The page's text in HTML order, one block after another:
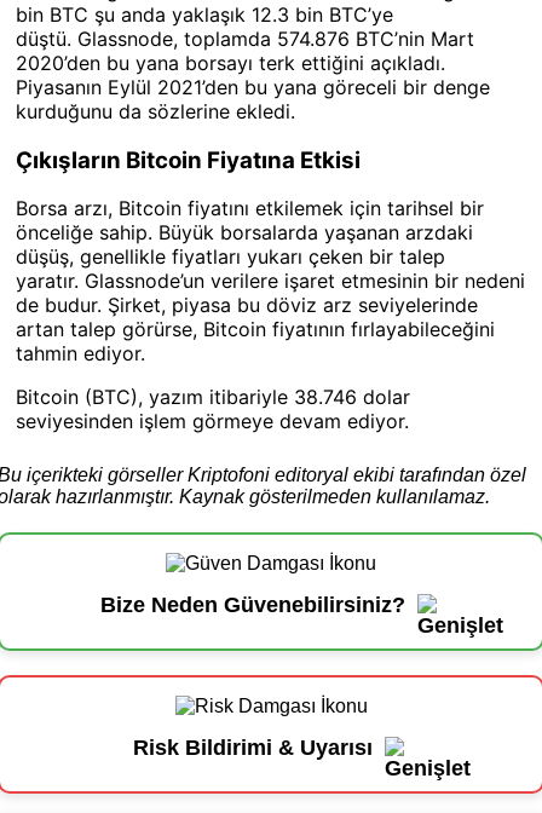
bin BTC şu anda yaklaşık 12.3 bin BTC’ye
düştü. Glassnode, toplamda 574.876 BTC’nin Mart
2020’den bu yana borsayı terk ettiğini açıkladı.
Piyasanın Eylül 2021’den bu yana göreceli bir denge
kurduğunu da sözlerine ekledi.
Çıkışların Bitcoin Fiyatına Etkisi
Borsa arzı, Bitcoin fiyatını etkilemek için tarihsel bir
önceliğe sahip. Büyük borsalarda yaşanan arzdaki
düşüş, genellikle fiyatları yukarı çeken bir talep
yaratır. Glassnode’un verilere işaret etmesinin bir nedeni
de budur. Şirket, piyasa bu döviz arz seviyelerinde
artan talep görürse, Bitcoin fiyatının fırlayabileceğini
tahmin ediyor.
Bitcoin (BTC), yazım itibariyle 38.746 dolar
seviyesinden işlem görmeye devam ediyor.
içerikteki görseller Kriptofoni editoryal ekibi tarafından özel
hazırlanmıştır. Kaynak gösterilmeden kullanılamaz.
Bize Neden Güvenebilirsiniz?
Risk Bildirimi & Uyarısı